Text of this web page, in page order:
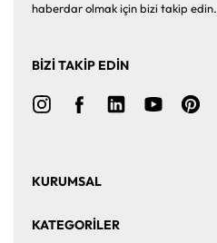
haberdar olmak için bizi takip edin.
BİZİ TAKİP EDİN
KURUMSAL
KATEGORİLER